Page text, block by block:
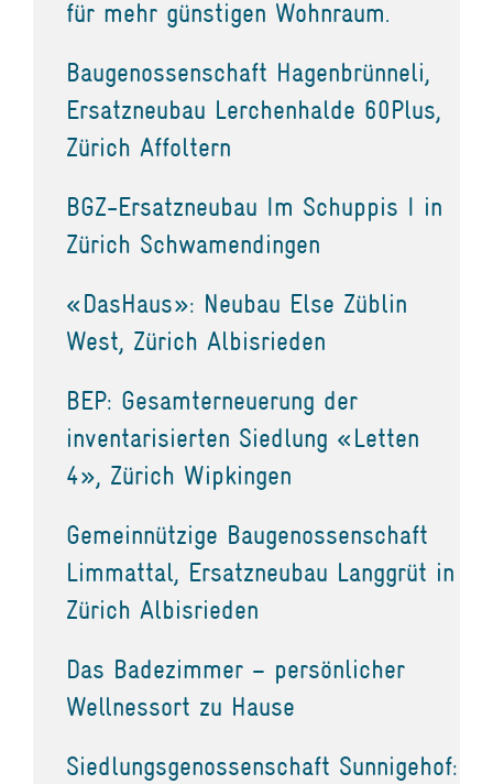
für mehr günstigen Wohnraum.
Baugenossenschaft Hagenbrünneli,
Ersatzneubau Lerchenhalde 60Plus,
Zürich Affoltern
BGZ-Ersatzneubau Im Schuppis I in
Zürich Schwamendingen
«DasHaus»: Neubau Else Züblin
West, Zürich Albisrieden
BEP: Gesamterneuerung der
inventarisierten Siedlung «Letten
4», Zürich Wipkingen
Gemeinnützige Baugenossenschaft
Limmattal, Ersatzneubau Langgrüt in
Zürich Albisrieden
Das Badezimmer – persönlicher
Wellnessort zu Hause
Siedlungsgenossenschaft Sunnigehof: